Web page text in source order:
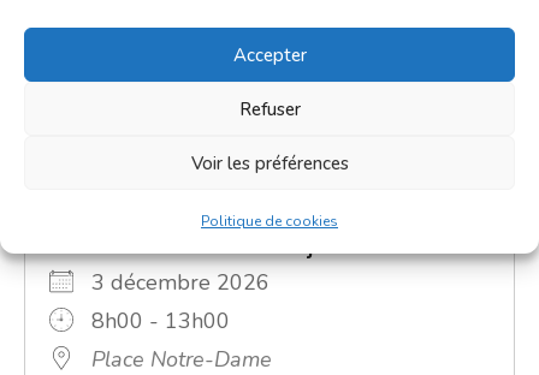
Accepter
Refuser
Voir les préférences
Politique de cookies
Grand marché du jeudi
3 décembre 2026
8h00 - 13h00
Place Notre-Dame